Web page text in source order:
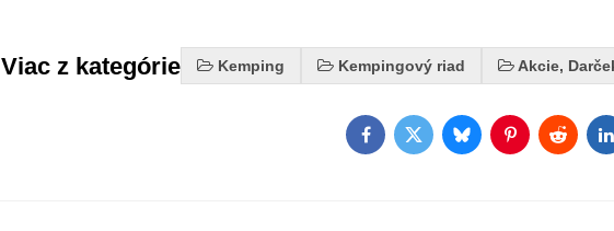
Viac z kategórie Kemping Kempingový riad Akcie,
FacebookTwitterBlueskyPinterestReddit